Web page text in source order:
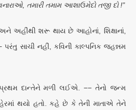
તમારી તમામ આશાઉમેદો તજી દો !”
અહીંથી શરૂ થાય છે આહોનાં, શિક્ષાનાં,
પરંતુ સાચી નહીં, કવિની કાલ્પનિક જહન્નમ
દાન્તેને મળી લઈએ. −− તેનો જન્મ
થયો હતો. કહે છે કે તેની માતાએ તેને